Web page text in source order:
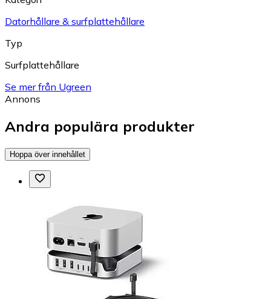
Datorhållare & surfplattehållare
Typ
Surfplattehållare
Se mer från Ugreen
Annons
Andra populära produkter
Hoppa över innehållet